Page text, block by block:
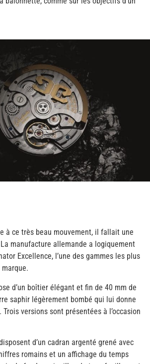
à ce très beau mouvement, il fallait une
manufacture allemande a logiquement
Excellence, l’une des gammes les plus
d’un boîtier élégant et fin de 40 mm de
saphir légèrement bombé qui lui donne
versions sont présentées à l’occasion
d’un cadran argenté grené avec
romains et un affichage du temps